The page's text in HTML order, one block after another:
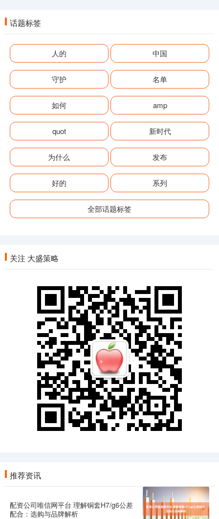
话题标签
人的 中国
守护 名单
如何 amp
quot 新时代
为什么 发布
好的 系列
全部话题标签
关注 大盛策略
推荐资讯
配资公司唯信网平台 理解铜套H7/g6公差
配合：选购与品牌解析